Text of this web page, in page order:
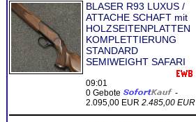
BLASER R93 LUXUS /
ATTACHE SCHAFT mit
HOLZSEITENPLATTEN
KOMPLETTIERUNG
STANDARD
SEMIWEIGHT SAFARI
09:01
0 Gebote
-
2.095,00 EUR 2.485,00 EUR